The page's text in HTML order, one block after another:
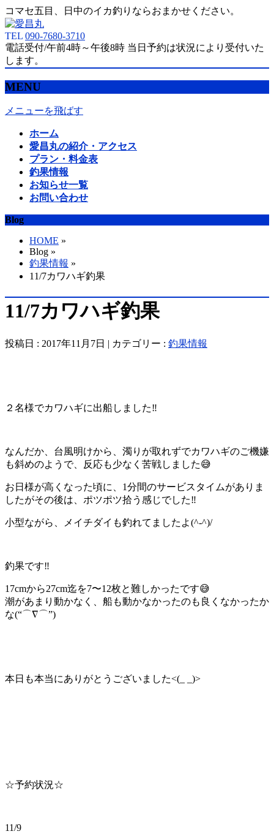
コマセ五目、日中のイカ釣りならおまかせください。
TEL 090-7680-3710
電話受付/午前4時～午後8時 当日予約は状況により受付いた
します。
MENU
メニューを飛ばす
ホーム
愛昌丸の紹介・アクセス
プラン・料金表
釣果情報
お知らせ一覧
お問い合わせ
Blog
HOME »
Blog »
釣果情報 »
11/7カワハギ釣果
11/7カワハギ釣果
投稿日 : 2017年11月7日 | カテゴリー : 釣果情報
２名様でカワハギに出船しました‼️
なんだか、台風明けから、濁りが取れずでカワハギのご機嫌
も斜めのようで、反応も少なく苦戦しました😅
お日様が高くなった頃に、1分間のサービスタイムがありま
したがその後は、ポツポツ拾う感じでした‼️
小型ながら、メイチダイも釣れてましたよ(^-^)/
釣果です‼️
17cmから27cm迄を7〜12枚と難しかったです😅
潮があまり動かなく、船も動かなかったのも良くなかったか
な(“⌒∇⌒”)
本日も本当にありがとうございました<(_ _)>
☆予約状況☆
11/9